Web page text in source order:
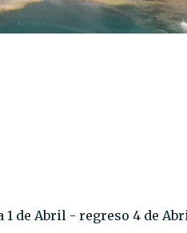
1 de Abril - regreso 4 de